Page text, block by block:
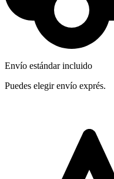
Envío estándar incluido
Puedes elegir envío exprés.